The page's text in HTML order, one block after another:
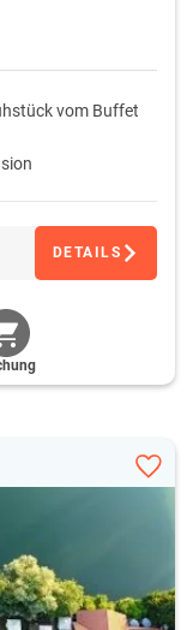
vom Buffet
DETAILS